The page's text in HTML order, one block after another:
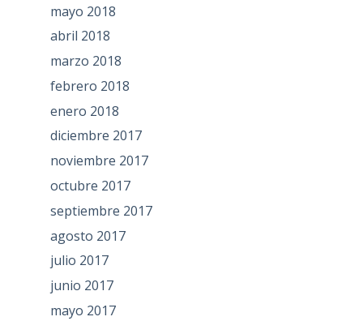
mayo 2018
abril 2018
marzo 2018
febrero 2018
enero 2018
diciembre 2017
noviembre 2017
octubre 2017
septiembre 2017
agosto 2017
julio 2017
junio 2017
mayo 2017